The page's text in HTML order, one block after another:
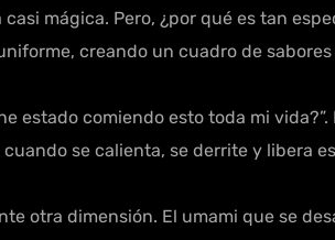
mágica. Pero, ¿por qué es tan
creando un cuadro de
estado comiendo esto toda mi
se calienta, se derrite y libera
otra dimensión. El umami que se